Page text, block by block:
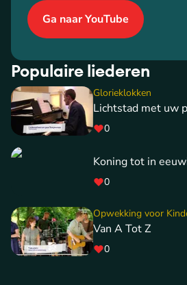
Ga naar YouTube
Populaire liederen
Glorieklokken
Lichtstad met uw
0
Koning tot in
0
Opwekking voor
Van A Tot Z
0